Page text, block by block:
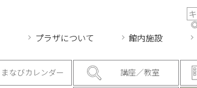
プラザについて 館内施設
まなびカレンダー 講座／教室